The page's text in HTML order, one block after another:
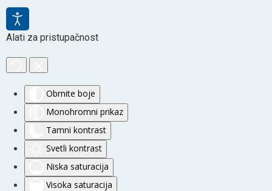
Alati za pristupačnost
Obrnite boje
Monohromni prikaz
Tamni kontrast
Svetli kontrast
Niska saturacija
Visoka saturacija